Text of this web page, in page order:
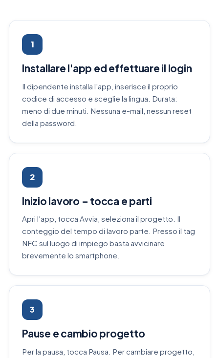
1
Installare l'app ed effettuare il login
Il dipendente installa l'app, inserisce il proprio
codice di accesso e sceglie la lingua. Durata:
meno di due minuti. Nessuna e-mail, nessun reset
della password.
2
Inizio lavoro – tocca e parti
Apri l'app, tocca Avvia, seleziona il progetto. Il
conteggio del tempo di lavoro parte. Presso il tag
NFC sul luogo di impiego basta avvicinare
brevemente lo smartphone.
3
Pause e cambio progetto
Per la pausa, tocca Pausa. Per cambiare progetto,